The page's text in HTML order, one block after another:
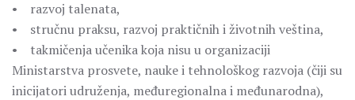
• razvoj talenata,
• stručnu praksu, razvoj praktičnih i životnih veština,
• takmičenja učenika koja nisu u organizaciji
Ministarstva prosvete, nauke i tehnološkog razvoja (čiji su
inicijatori udruženja, međuregionalna i međunarodna),